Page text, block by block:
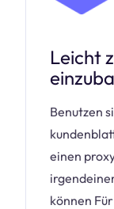
Leicht
Benutzen
einen
können